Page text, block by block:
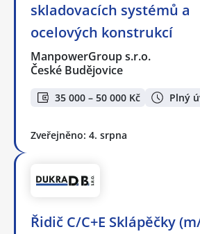
skladovacích systémů a
ocelových konstrukcí
ManpowerGroup s.r.o.
České Budějovice
35 000 – 50 000 Kč Plný
Zveřejněno: 4. srpna
Řidič C/C+E Sklápěčky